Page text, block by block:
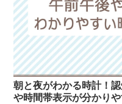
朝と夜がわかる時計！
や時間帯表示が分かり